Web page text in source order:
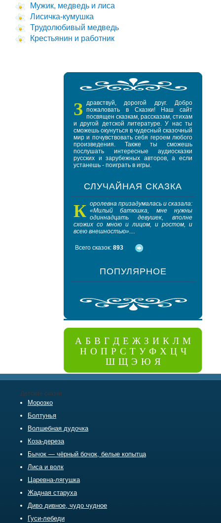
Мужик, медведь и лиса
Лисичка-кумушка
Трудолюбивый медведь
Крестьянин и работник
З дравствуй, дорогой друг. Добро
пожаловать в Сказки! Наш сайт
посвящен сказкам, рассказам, стихам
и другой детской литературе. У нас ты
сможешь окунуться в чудесный сказочный
мир и почувствовать себя героем любого
произведения. Также ты сможешь
послушать интересные аудиосказки
русских и зарубежных авторов, а если
устанешь - поиграть в игры.
СЛУЧАЙНАЯ СКАЗКА
К оролевна призадумалась и сказала:
«Милый батюшка, мне нужны
одиннадцать девушек, вполне
схожих со мною и лицом, и ростом, и
всею внешностью»....
Всего сказок: 893
ПОПУЛЯРНОЕ
А Б В Г Д Е Ж З И К Л М
Н О П Р С Т У Ф Х Ц Ч
Ш Щ Э Ю Я
Детские сказки
Морозко
Болтунья
Волшебная дудочка
Коза-дереза
Бычок — чёрный бочок, белые копытца
Лиса и волк
Царевна-лягушка
Жадная старуха
Диво дивное, чудо чудное
Гуси-лебеди